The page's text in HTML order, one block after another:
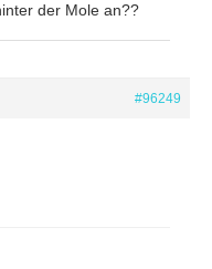
der Mole an??
#96249